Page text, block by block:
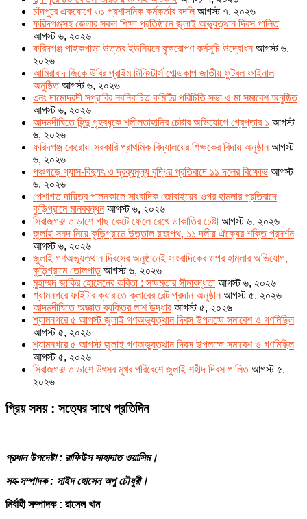
চাঁদপুরে একযোগে ৩১ প্রশাসনিক কর্মকর্তার বদলি আগস্ট ৭, ২০২৬
ফরিদগঞ্জসহ জেলার সকল শিক্ষা প্রতিষ্ঠানে জুলাই অভ্যুত্থান দিবস পালিত
আগস্ট ৬, ২০২৬
ফরিদগঞ্জ পাইকপাড়া উত্তর ইউনিয়নে বৃক্ষরোপণ কর্মসূচি উদ্বোধন আগস্ট ৬,
২০২৬
আমিরাবাদ জিকে উবির প্রাইম মিনিস্টার্স গোল্ডকাপ জাতীয় ফুটবল ফাইনাল
অনুষ্ঠিত আগস্ট ৬, ২০২৬
৩নং দামোদরদী সপ্রাবির নবনিবাচিত কমিটির পরিচিতি সভা ও মা সমাবেশ অনুষ্ঠিত
আগস্ট ৬, ২০২৬
আদমদীঘিতে হিন্দু গৃহবধূকে শ্লীলতাহানির চেষ্টার অভিযোগে গ্রেপ্তার ১ আগস্ট
৬, ২০২৬
ফরিদগঞ্জ কেরোয়া সরকারি প্রাথমিক বিদ্যালয়ের শিক্ষকের বিদায় অনুষ্ঠান আগস্ট
৬, ২০২৬
পঞ্চগড়ে গ্যাস-বিদ্যুৎ ও দ্রব্যমূল্য বৃদ্ধির প্রতিবাদে ১১ দলের বিক্ষোভ আগস্ট
৬, ২০২৬
পেশাগত দায়িত্ব পালনকালে সাংবাদিক জোবাইয়ের ওপর হামলার প্রতিবাদে
কুড়িগ্রামে মানববন্ধন আগস্ট ৬, ২০২৬
সিরাজগঞ্জ তাড়াশে গাছ কেটে ফেলে রেখে ডাকাতির চেষ্টা আগস্ট ৬, ২০২৬
জুলাই সনদ নিয়ে কুড়িগ্রামে উত্তাল রাজপথ, ১১ দলীয় ঐক্যের শক্তি প্রদর্শন
আগস্ট ৬, ২০২৬
জুলাই গণঅভ্যুত্থান দিবসের অনুষ্ঠানেই সাংবাদিকের ওপর হামলার অভিযোগ,
কুড়িগ্রামে তোলপাড় আগস্ট ৬, ২০২৬
মুহাম্মদ জাকির হোসেনের কবিতা : সক্ষমতার সীমাবদ্ধতা আগস্ট ৬, ২০২৬
শ্যামনগরে ফাইটার ক্যারাতে ক্লাবের বেল্ট প্রদান অনুষ্ঠান আগস্ট ৫, ২০২৬
আদমদীঘিতে অজ্ঞাত ব্যক্তির লাশ উদ্ধার আগস্ট ৫, ২০২৬
শ্যামনগরে ৫ আগস্ট জুলাই গণঅভ্যুত্থান দিবস উপলক্ষে সমাবেশ ও গণমিছিল
আগস্ট ৫, ২০২৬
শ্যামনগরে ৫ আগস্ট জুলাই গণঅভ্যুত্থান দিবস উপলক্ষে সমাবেশ ও গণমিছিল
আগস্ট ৫, ২০২৬
সিরাজগঞ্জ তাড়াশে উৎসব মুখর পরিবেশে জুলাই শহীদ দিবস পালিত আগস্ট ৫,
২০২৬
প্রিয় সময় : সত্যের সাথে প্রতিদিন
প্রধান উপদেষ্টা : রাফিউস সাহাদাত ওয়াসিম।
সহ-সম্পাদক : সাইদ হোসেন অপু চৌধুরী।
নির্বাহী সম্পাদক : রাসেল খান